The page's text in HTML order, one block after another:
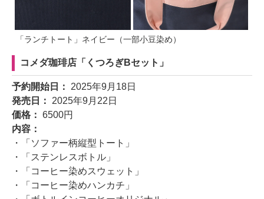
「ランチトート」ネイビー（一部小豆染め）
コメダ珈琲店「くつろぎBセット」
予約開始日： 2025年9月18日
発売日： 2025年9月22日
価格： 6500円
内容：
・「ソファー柄縦型トート」
・「ステンレスボトル」
・「コーヒー染めスウェット」
・「コーヒー染めハンカチ」